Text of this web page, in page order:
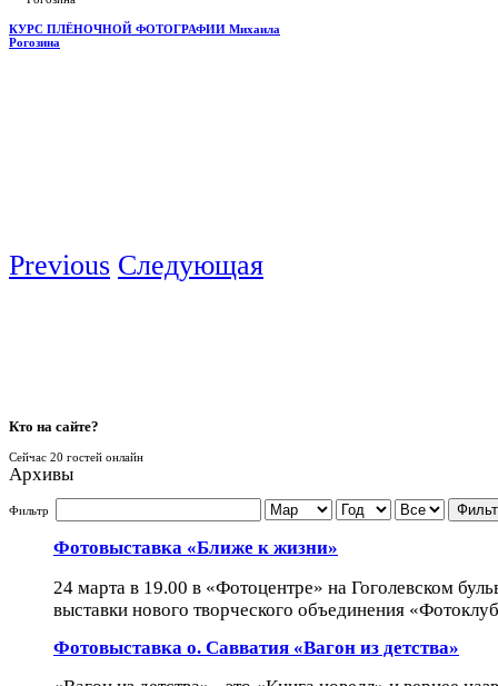
КУРС ПЛЁНОЧНОЙ ФОТОГРАФИИ Михаила
Рогозина
Previous Следующая
Кто на сайте?
Сейчас 20 гостей онлайн
Архивы
Фильтр
Фотовыставка «Ближе к жизни»
24 марта в 19.00 в «Фотоцентре» на Гоголевском
выставки нового творческого объединения
Фотовыставка о. Савватия «Вагон из детства»